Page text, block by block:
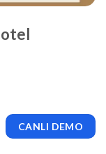
CANLI DEMO